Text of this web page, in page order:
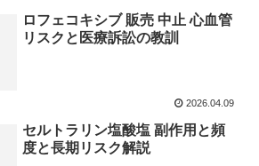
ロフェコキシブ 販売 中止 心血管
リスクと医療訴訟の教訓
2026.04.09
セルトラリン塩酸塩 副作用と頻
度と長期リスク解説